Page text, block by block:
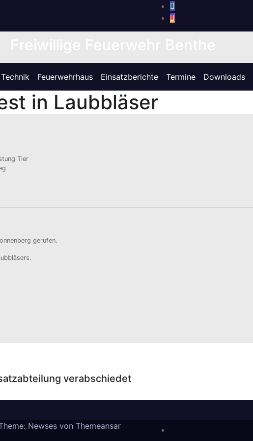
Technik Feuerwehrhaus Einsatzberichte Termine Downloads
in Laubbläser
Tier
gerufen.
verabschiedet
Newses von Themeansar